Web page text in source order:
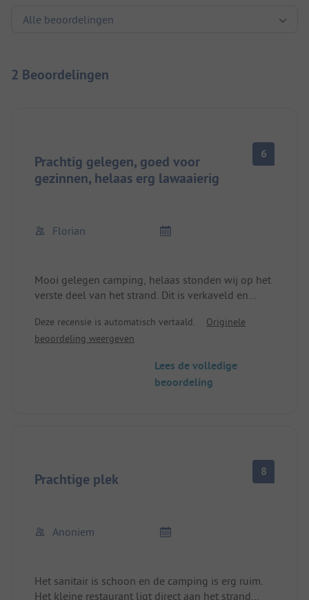
2 Beoordelingen
Prachtig gelegen, goed voor
gezinnen, helaas erg lawaaierig
6
Florian
Mooi gelegen camping, helaas stonden wij op het
verste deel van het strand. Dit is verkaveld en
kinderen van de nacht de dag maken. Het deel bij
het strand is mooier, ruimer en mogelijk rustiger.
children (including your own)" dan
Deze recensie is automatisch vertaald.
Originele
beoordeling weergeven
Lees de volledige
beoordeling
Prachtige plek 8
Anoniem
Het sanitair is schoon en de camping is erg ruim.
Het kleine restaurant ligt direct aan het strand